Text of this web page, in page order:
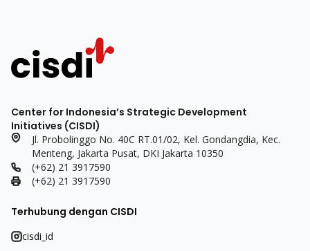
Center for Indonesia’s Strategic Development
Initiatives (CISDI)
Jl. Probolinggo No. 40C RT.01/02, Kel. Gondangdia, Kec.
Menteng, Jakarta Pusat, DKI Jakarta 10350
(+62) 21 3917590
(+62) 21 3917590
Terhubung dengan CISDI
cisdi_id